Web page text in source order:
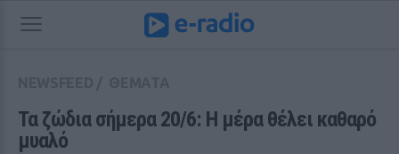
Τα ζώδια σήμερα 20/6: Η μέρα θέλει καθαρό
μυαλό